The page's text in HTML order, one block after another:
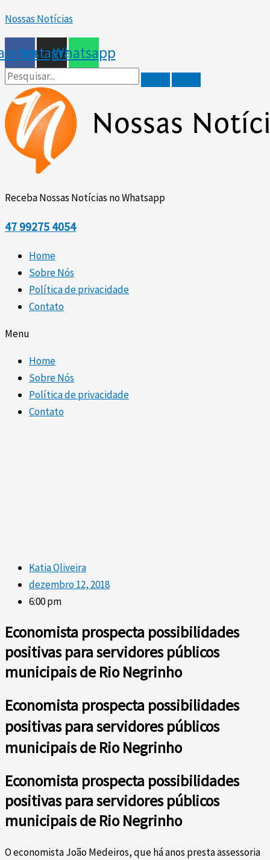
para
o
conteúdo
Nossas Notícias
InstagramWhatsapp
Receba Nossas Notícias no Whatsapp
47 99275 4054
Home
Sobre Nós
Política de privacidade
Contato
Menu
Home
Sobre Nós
Política de privacidade
Contato
Katia Oliveira
dezembro 12, 2018
6:00 pm
Economista prospecta possibilidades
positivas para servidores públicos
municipais de Rio Negrinho
Economista prospecta possibilidades
positivas para servidores públicos
municipais de Rio Negrinho
Economista prospecta possibilidades
positivas para servidores públicos
municipais de Rio Negrinho
O economista João Medeiros, que há anos presta assessoria
Up